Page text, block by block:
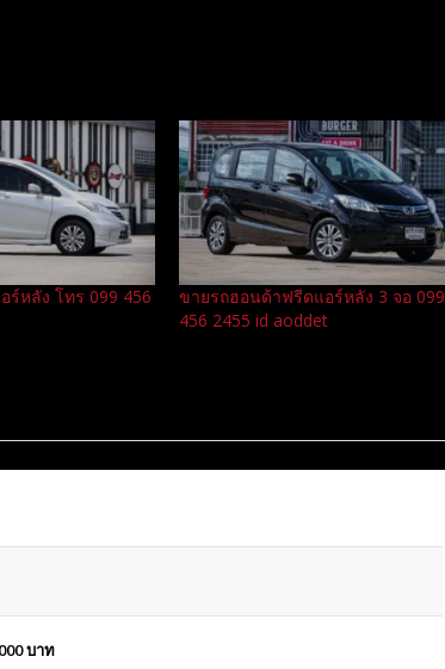
ร์หลัง โทร 099 456
ขายรถฮอนด้าฟรีดแอร์หลัง 3 จอ 099
456 2455 id aoddet
บาท